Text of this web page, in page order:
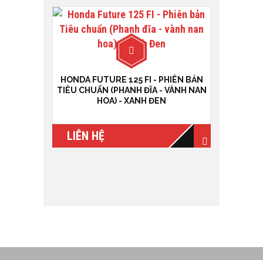
HONDA FUTURE 125 FI - PHIÊN BẢN
TIÊU CHUẨN (PHANH ĐĨA - VÀNH NAN
HOA) - XANH ĐEN
LIÊN HỆ